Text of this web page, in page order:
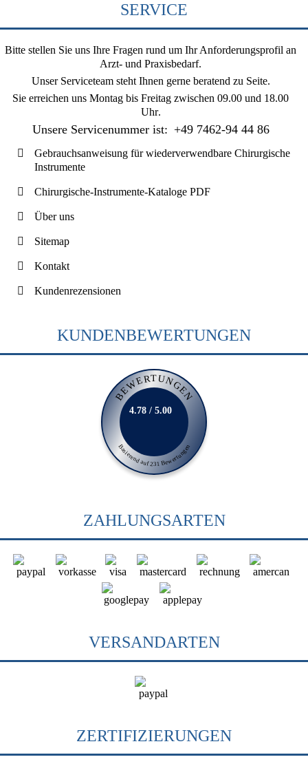
SERVICE
Bitte stellen Sie uns Ihre Fragen rund um Ihr Anforderungsprofil an
Arzt- und Praxisbedarf.
Unser Serviceteam steht Ihnen gerne beratend zu Seite.
Sie erreichen uns Montag bis Freitag zwischen 09.00 und 18.00
Uhr.
Unsere Servicenummer ist: +49 7462-94 44 86
Gebrauchsanweisung für wiederverwendbare Chirurgische
Instrumente
Chirurgische-Instrumente-Kataloge PDF
Über uns
Sitemap
Kontakt
Kundenrezensionen
KUNDENBEWERTUNGEN
BEWERTUNGEN
Basierend auf 231 Bewertungen
4.78 / 5.00
ZAHLUNGSARTEN
VERSANDARTEN
ZERTIFIZIERUNGEN